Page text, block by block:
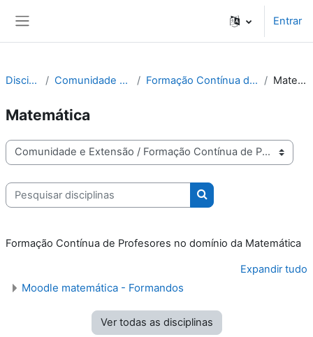
Entrar
Disciplinas Comunidade e Extensão Formação Contínua de Professores Matemática
Matemática
Categorias de disciplinas
Pesquisar disciplinas
Pesquisar disciplinas
Formação Contínua de Profesores no domínio da Matemática
Expandir tudo
Moodle matemática - Formandos
Ver todas as disciplinas